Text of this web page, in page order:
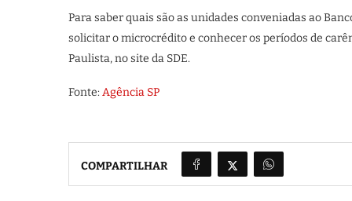
Para saber quais são as unidades conveniadas ao
solicitar o microcrédito e conhecer os períodos de
Paulista, no site da SDE.
Fonte: Agência SP
COMPARTILHAR